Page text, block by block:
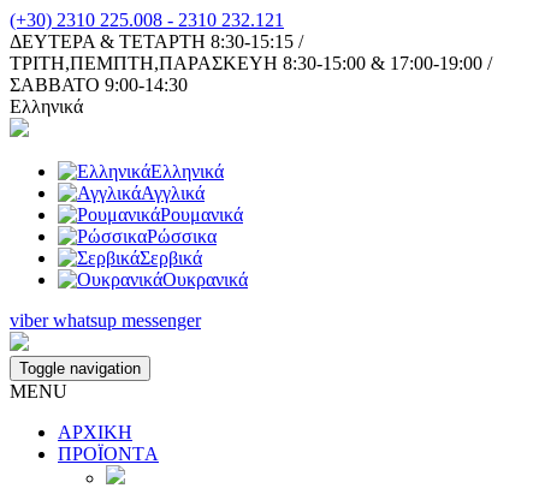
(+30) 2310 225.008 - 2310 232.121
ΔΕΥΤΕΡΑ & ΤΕΤΑΡΤΗ 8:30-15:15 /
ΤΡΙΤΗ,ΠΕΜΠΤΗ,ΠΑΡΑΣΚΕΥΗ 8:30-15:00 & 17:00-19:00 /
ΣΑΒΒΑΤΟ 9:00-14:30
Ελληνικά
Ελληνικά
Αγγλικά
Ρουμανικά
Ρώσσικα
Σερβικά
Ουκρανικά
viber whatsup messenger
Toggle navigation
MENU
ΑΡΧΙΚΗ
ΠΡΟΪΟΝΤA